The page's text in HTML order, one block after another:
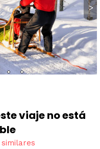
>
viaje no está